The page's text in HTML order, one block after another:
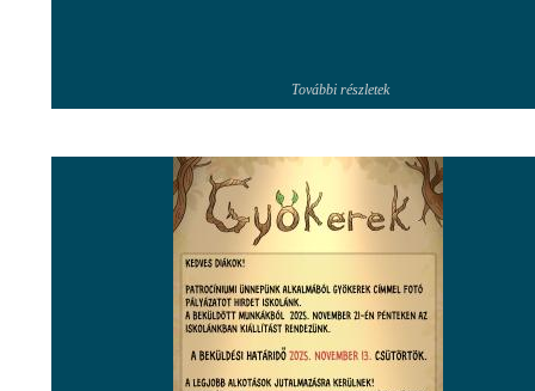
További részletek